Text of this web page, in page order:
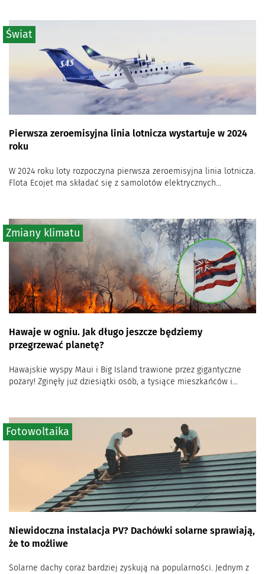
Pierwsza zeroemisyjna linia lotnicza wystartuje w 2024
roku
W 2024 roku loty rozpoczyna pierwsza zeroemisyjna linia lotnicza.
Flota Ecojet ma składać się z samolotów elektrycznych...
Świat
Hawaje w ogniu. Jak długo jeszcze będziemy
przegrzewać planetę?
Hawajskie wyspy Maui i Big Island trawione przez gigantyczne
pożary! Zginęły już dziesiątki osób, a tysiące mieszkańców i...
Zmiany klimatu
Niewidoczna instalacja PV? Dachówki solarne sprawiają,
że to możliwe
Solarne dachy coraz bardziej zyskują na popularności. Jednym z
Fotowoltaika